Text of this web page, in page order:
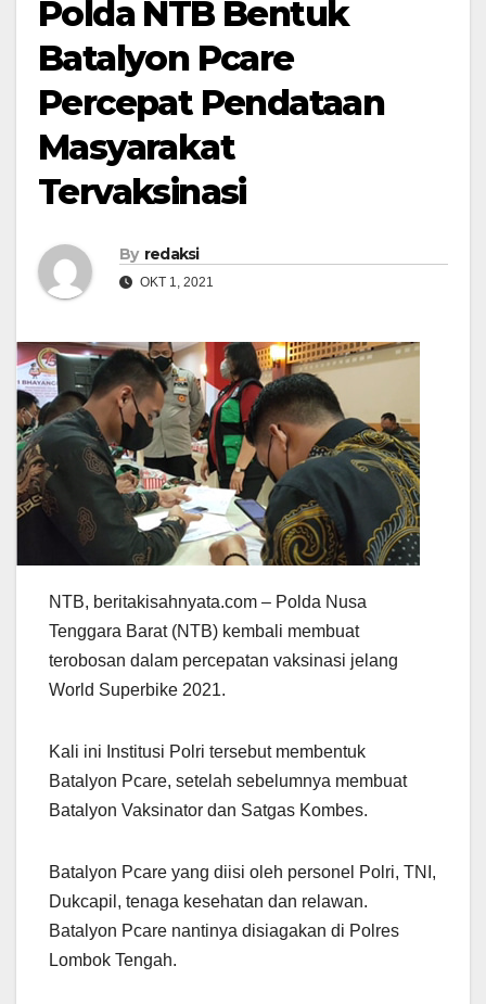
Polda NTB Bentuk
Batalyon Pcare
Percepat Pendataan
Masyarakat
Tervaksinasi
By redaksi
OKT 1, 2021
NTB, beritakisahnyata.com – Polda Nusa
Tenggara Barat (NTB) kembali membuat
terobosan dalam percepatan vaksinasi jelang
World Superbike 2021.
Kali ini Institusi Polri tersebut membentuk
Batalyon Pcare, setelah sebelumnya membuat
Batalyon Vaksinator dan Satgas Kombes.
Batalyon Pcare yang diisi oleh personel Polri, TNI,
Dukcapil, tenaga kesehatan dan relawan.
Batalyon Pcare nantinya disiagakan di Polres
Lombok Tengah.